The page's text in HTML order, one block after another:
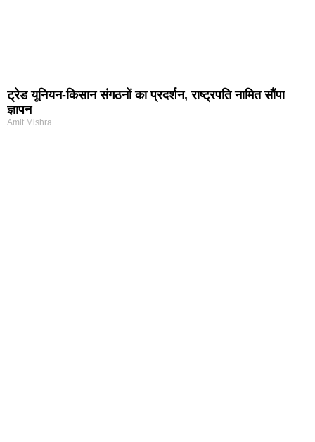
ट्रेड यूनियन-किसान संगठनों का प्रदर्शन, राष्ट्रपति नामित सौंपा
ज्ञापन
Amit Mishra